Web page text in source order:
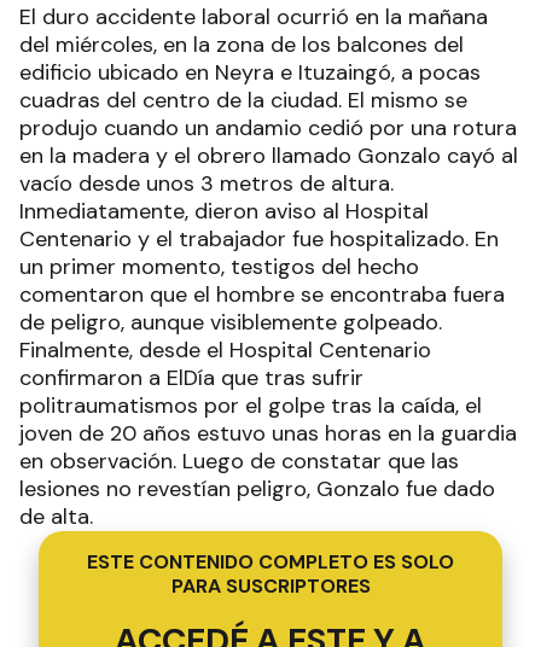
El duro accidente laboral ocurrió en la mañana
del miércoles, en la zona de los balcones del
edificio ubicado en Neyra e Ituzaingó, a pocas
cuadras del centro de la ciudad. El mismo se
produjo cuando un andamio cedió por una rotura
en la madera y el obrero llamado Gonzalo cayó al
vacío desde unos 3 metros de altura.
Inmediatamente, dieron aviso al Hospital
Centenario y el trabajador fue hospitalizado. En
un primer momento, testigos del hecho
comentaron que el hombre se encontraba fuera
de peligro, aunque visiblemente golpeado.
Finalmente, desde el Hospital Centenario
confirmaron a ElDía que tras sufrir
politraumatismos por el golpe tras la caída, el
joven de 20 años estuvo unas horas en la guardia
en observación. Luego de constatar que las
lesiones no revestían peligro, Gonzalo fue dado
de alta.
ESTE CONTENIDO COMPLETO ES SOLO
PARA SUSCRIPTORES